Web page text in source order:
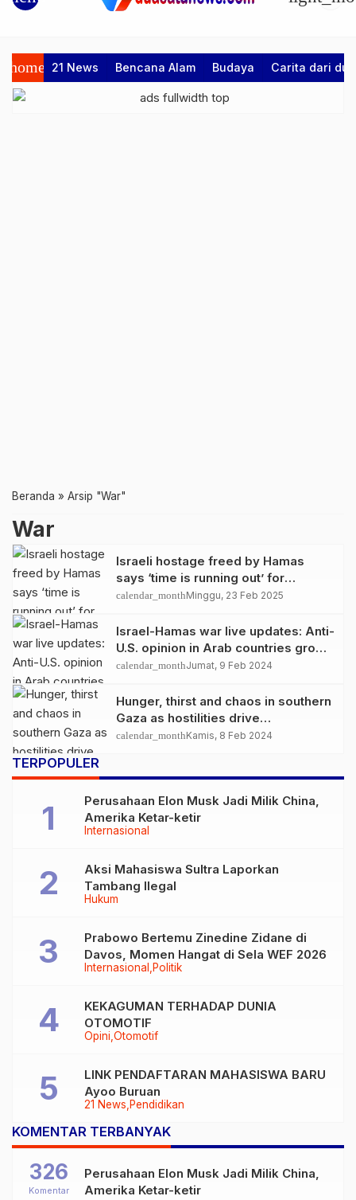
home 21 News Bencana Alam Budaya Carita dari
Beranda » Arsip "War"
War
Israeli hostage freed by Hamas
says ‘time is running out’ for
captives as she describes
calendar_monthMinggu, 23 Feb 2025
Israel-Hamas war live updates: Anti-
U.S. opinion in Arab countries grows
over support for Israel, leaders tell
calendar_monthJumat, 9 Feb 2024
Hunger, thirst and chaos in southern
Gaza as hostilities drive
humanitarian aid to the brink of
calendar_monthKamis, 8 Feb 2024
TERPOPULER
Internasional
Perusahaan Elon Musk Jadi Milik China,
Amerika Ketar-ketir
Hukum
Aksi Mahasiswa Sultra Laporkan
Tambang Ilegal
Internasional Politik
Prabowo Bertemu Zinedine Zidane di
Davos, Momen Hangat di Sela WEF 2026
Opini Otomotif
KEKAGUMAN TERHADAP DUNIA
OTOMOTIF
21 News Pendidikan
LINK PENDAFTARAN MAHASISWA BARU
Ayoo Buruan
KOMENTAR TERBANYAK
Perusahaan Elon Musk Jadi Milik China,
Amerika Ketar-ketir
326
Komentar